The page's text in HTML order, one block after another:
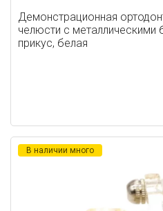
Демонстрационная
челюсти с металлическими
прикус, белая
В наличии много